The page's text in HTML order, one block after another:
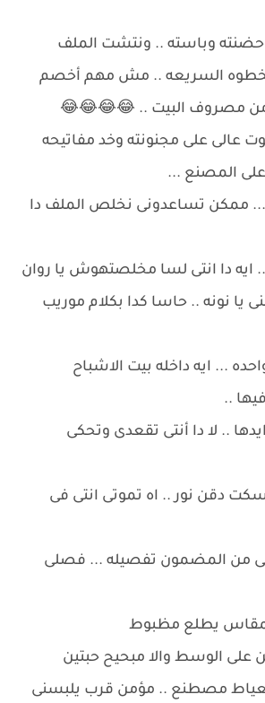
وباسته .. ونتشت الملف
السريعه .. مش مهم أخصم
من مصروف البيت .. 😂😂😂😂
على مجنونته وخد مفاتيحه
المصنع ...
... ممكن تساعدونى نخلص الملف دا
.. ايه دا انتى لسا مخلصتهوش يا روان
يا نونه .. حاسا كدا بكلام موريب
... ايه داخله بيت الاشباح
..
.. لا دا أنتى تقعدى وتحكى
دقن نور .. اه تموتى انتى فى
من المضمون تفصيله ... فصلى
يطلع مظبوط
على الوسط والا مبحيح حبتين
وبعياط مصطنع .. مؤمن قرب يلبسنى